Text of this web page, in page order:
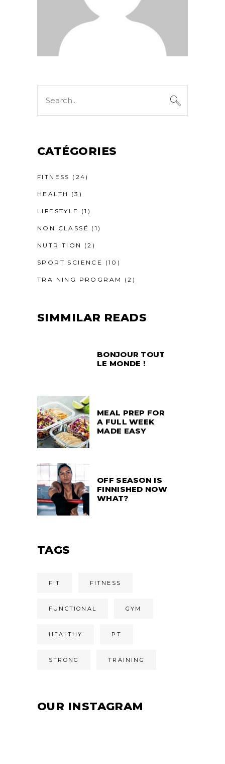
CATÉGORIES
FITNESS (24)
HEALTH (3)
LIFESTYLE (1)
NON CLASSÉ (1)
NUTRITION (2)
SPORT SCIENCE (10)
TRAINING PROGRAM (2)
SIMMILAR READS
BONJOUR TOUT
LE MONDE !
MEAL PREP FOR
A FULL WEEK
MADE EASY
OFF SEASON IS
FINNISHED NOW
WHAT?
TAGS
FIT FITNESS
FUNCTIONAL GYM
HEALTHY PT
STRONG TRAINING
OUR INSTAGRAM